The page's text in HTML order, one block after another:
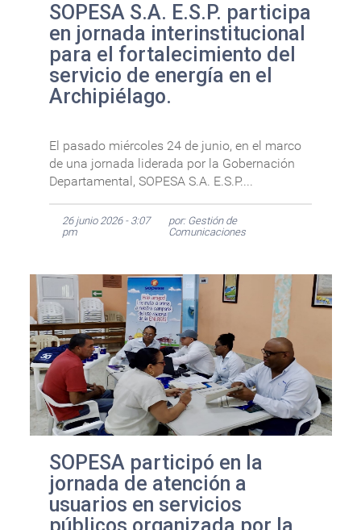
SOPESA S.A. E.S.P. participa
en jornada interinstitucional
para el fortalecimiento del
servicio de energía en el
Archipiélago.
El pasado miércoles 24 de junio, en el marco
de una jornada liderada por la Gobernación
Departamental, SOPESA S.A. E.S.P....
26 junio 2026 - 3:07
pm
por: Gestión de
Comunicaciones
SOPESA participó en la
jornada de atención a
usuarios en servicios